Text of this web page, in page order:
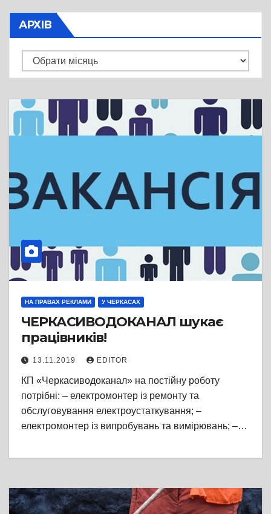
АРХІВ
Архів
НА ПРАВАХ РЕКЛАМИ У ЧЕРКАСАХ
ЧЕРКАСИВОДОКАНАЛ шукає
працівників!
13.11.2019 EDITOR
КП «Черкасиводоканал» на постійну роботу
потрібні: – електромонтер із ремонту та
обслуговування електроустаткування; –
електромонтер із випробувань та вимірювань; –…